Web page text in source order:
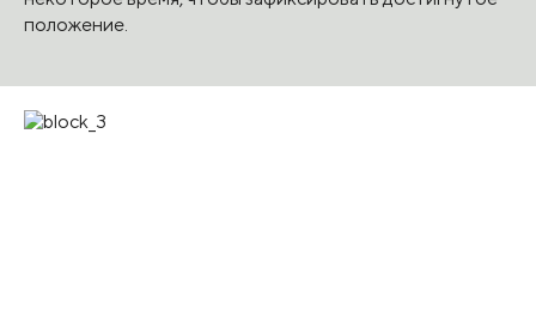
положение.